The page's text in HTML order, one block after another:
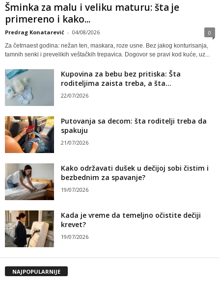
Šminka za malu i veliku maturu: šta je
primereno i kako...
Predrag Konatarević - 04/08/2026 0
Za četrnaest godina: nežan ten, maskara, roze usne. Bez jakog konturisanja,
tamnih senki i prevelikih veštačkih trepavica. Dogovor se pravi kod kuće, uz...
Kupovina za bebu bez pritiska: Šta
roditeljima zaista treba, a šta...
22/07/2026
Putovanja sa decom: šta roditelji treba da
spakuju
21/07/2026
Kako održavati dušek u dečijoj sobi čistim i
bezbednim za spavanje?
19/07/2026
Kada je vreme da temeljno očistite dečiji
krevet?
19/07/2026
NAJPOPULARNIJE